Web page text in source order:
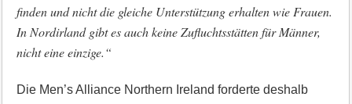
finden und nicht die gleiche Unterstützung erhalten wie Frauen.
In Nordirland gibt es auch keine Zufluchtsstätten für Männer,
nicht eine einzige.“
Die Men’s Alliance Northern Ireland forderte deshalb